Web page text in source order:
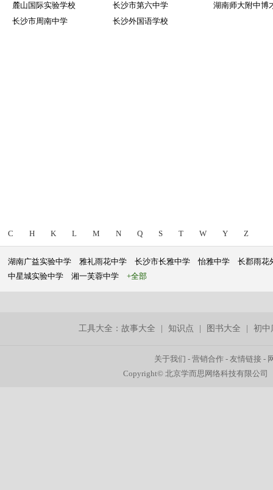
麓山国际实验学校
长沙市第六中学
湖南师大附中博
长沙市周南中学
长沙外国语学校
C H K L M N Q S T W Y Z
湖南广益实验中学 雅礼雨花中学 长沙市长雅中学 怡雅中学
长郡雨花
中星城实验中学
湘一芙蓉中学 +全部
工具大全：故事大全 |知识点 图书大全 |初中
关于我们 -营销合作 -友情链接 -
Copyright© 北京学而思网络科技有限公司